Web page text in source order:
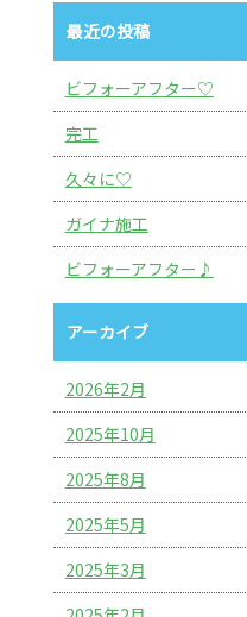
最近の投稿
ビフォーアフター♡
完工
久々に♡
ガイナ施工
ビフォーアフター♪
アーカイブ
2026年2月
2025年10月
2025年8月
2025年5月
2025年3月